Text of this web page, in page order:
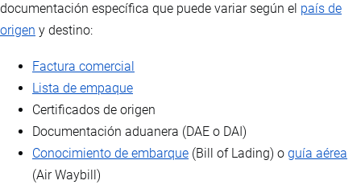
documentación específica que puede variar según el país de
origen y destino:
Factura comercial
Lista de empaque
Certificados de origen
Documentación aduanera (DAE o DAI)
Conocimiento de embarque (Bill of Lading) o guía aérea
(Air Waybill)